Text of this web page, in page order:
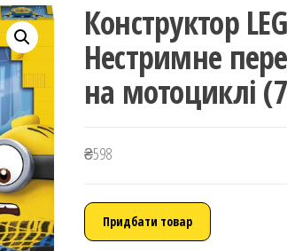
Конструктор
Нестримне
на мотоциклі
₴598
Придбати товар